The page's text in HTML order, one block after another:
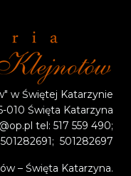
w Świętej Katarzynie
010 Święta Katarzyna
tel: 517 559 490;
501282691; 501282697
– Święta Katarzyna.